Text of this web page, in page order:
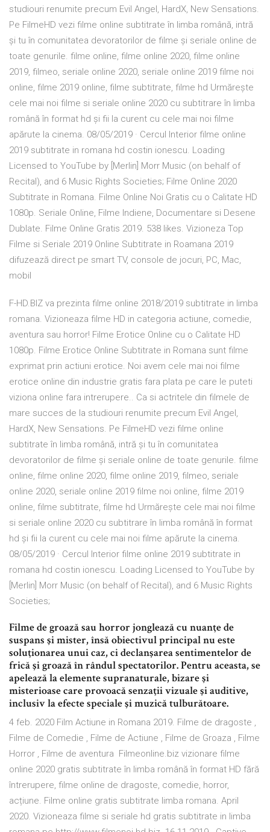
studiouri renumite precum Evil Angel, HardX, New Sensations.
Pe FilmeHD vezi filme online subtitrate în limba română, intră
și tu în comunitatea devoratorilor de filme și seriale online de
toate genurile. filme online, filme online 2020, filme online
2019, filmeo, seriale online 2020, seriale online 2019 filme noi
online, filme 2019 online, filme subtitrate, filme hd Urmărește
cele mai noi filme si seriale online 2020 cu subtitrare în limba
română în format hd și fii la curent cu cele mai noi filme
apărute la cinema. 08/05/2019 · Cercul Interior filme online
2019 subtitrate in romana hd costin ionescu. Loading
Licensed to YouTube by [Merlin] Morr Music (on behalf of
Recital), and 6 Music Rights Societies; Filme Online 2020
Subtitrate in Romana. Filme Online Noi Gratis cu o Calitate HD
1080p. Seriale Online, Filme Indiene, Documentare si Desene
Dublate. Filme Online Gratis 2019. 538 likes. Vizioneza Top
Filme si Seriale 2019 Online Subtitrate in Roamana 2019
difuzează direct pe smart TV, console de jocuri, PC, Mac,
mobil
F-HD.BIZ va prezinta filme online 2018/2019 subtitrate in limba
romana. Vizioneaza filme HD in categoria actiune, comedie,
aventura sau horror! Filme Erotice Online cu o Calitate HD
1080p. Filme Erotice Online Subtitrate in Romana sunt filme
exprimat prin actiuni erotice. Noi avem cele mai noi filme
erotice online din industrie gratis fara plata pe care le puteti
viziona online fara intrerupere.. Ca si actritele din filmele de
mare succes de la studiouri renumite precum Evil Angel,
HardX, New Sensations. Pe FilmeHD vezi filme online
subtitrate în limba română, intră și tu în comunitatea
devoratorilor de filme și seriale online de toate genurile. filme
online, filme online 2020, filme online 2019, filmeo, seriale
online 2020, seriale online 2019 filme noi online, filme 2019
online, filme subtitrate, filme hd Urmărește cele mai noi filme
si seriale online 2020 cu subtitrare în limba română în format
hd și fii la curent cu cele mai noi filme apărute la cinema.
08/05/2019 · Cercul Interior filme online 2019 subtitrate in
romana hd costin ionescu. Loading Licensed to YouTube by
[Merlin] Morr Music (on behalf of Recital), and 6 Music Rights
Societies;
Filme de groază sau horror jonglează cu nuanţe de
suspans şi mister, însă obiectivul principal nu este
soluţionarea unui caz, ci declanşarea sentimentelor de
frică şi groază în rândul spectatorilor. Pentru aceasta, se
apelează la elemente supranaturale, bizare şi
misterioase care provoacă senzaţii vizuale şi auditive,
inclusiv la efecte speciale şi muzică tulburătoare.
4 feb. 2020 Film Actiune in Romana 2019. Filme de dragoste ,
Filme de Comedie , Filme de Actiune , Filme de Groaza , Filme
Horror , Filme de aventura Filmeonline.biz vizionare filme
online 2020 gratis subtitrate în limba română în format HD fără
întrerupere, filme online de dragoste, comedie, horror,
acțiune. Filme online gratis subtitrate limba romana. April
2020. Vizioneaza filme si seriale hd gratis subtitrate in limba